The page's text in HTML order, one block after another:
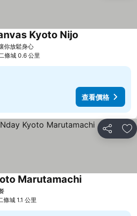
你放鬆身心查看價格
Kyoto Nijo
條城 0.6 公里
查看價格
分享 放
查看價格
Marutamachi查看價格
條城 1.1 公里